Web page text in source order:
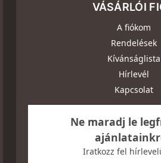
VÁSÁRLÓI
A fiókom
Rendelések
Kívánságlista
Hírlevél
Kapcsolat
Ne maradj le
Iratkozz fel